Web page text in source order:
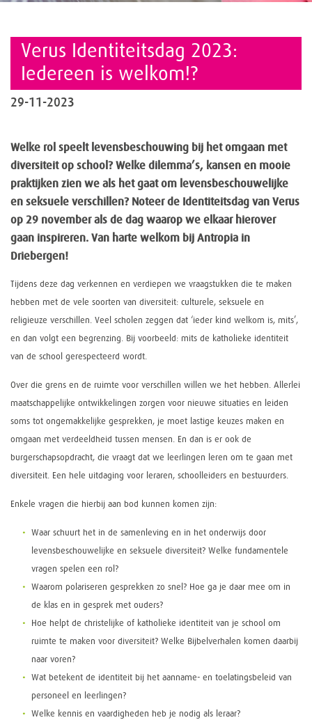
Verus Identiteitsdag 2023:
Iedereen is welkom!?
29-11-2023
Welke rol speelt levensbeschouwing bij het omgaan met
diversiteit op school? Welke dilemma’s, kansen en mooie
praktijken zien we als het gaat om levensbeschouwelijke
en seksuele verschillen? Noteer de Identiteitsdag van Verus
op 29 november als de dag waarop we elkaar hierover
gaan inspireren. Van harte welkom bij Antropia in
Driebergen!
Tijdens deze dag verkennen en verdiepen we vraagstukken die te maken
hebben met de vele soorten van diversiteit: culturele, seksuele en
religieuze verschillen. Veel scholen zeggen dat ‘ieder kind welkom is, mits’,
en dan volgt een begrenzing. Bij voorbeeld: mits de katholieke identiteit
van de school gerespecteerd wordt.
Over die grens en de ruimte voor verschillen willen we het hebben. Allerlei
maatschappelijke ontwikkelingen zorgen voor nieuwe situaties en leiden
soms tot ongemakkelijke gesprekken, je moet lastige keuzes maken en
omgaan met verdeeldheid tussen mensen. En dan is er ook de
burgerschapsopdracht, die vraagt dat we leerlingen leren om te gaan met
diversiteit. Een hele uitdaging voor leraren, schoolleiders en bestuurders.
Enkele vragen die hierbij aan bod kunnen komen zijn:
Waar schuurt het in de samenleving en in het onderwijs door
levensbeschouwelijke en seksuele diversiteit? Welke fundamentele
vragen spelen een rol?
Waarom polariseren gesprekken zo snel? Hoe ga je daar mee om in
de klas en in gesprek met ouders?
Hoe helpt de christelijke of katholieke identiteit van je school om
ruimte te maken voor diversiteit? Welke Bijbelverhalen komen daarbij
naar voren?
Wat betekent de identiteit bij het aanname- en toelatingsbeleid van
personeel en leerlingen?
Welke kennis en vaardigheden heb je nodig als leraar?